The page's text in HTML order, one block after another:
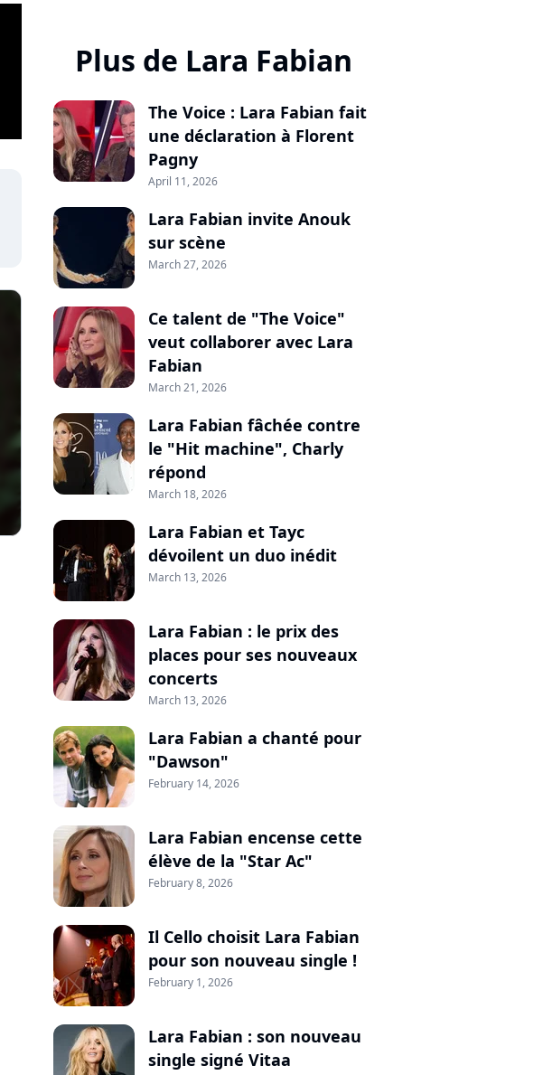
Plus de Lara Fabian
The Voice : Lara Fabian fait
une déclaration à Florent
Pagny
April 11, 2026
Lara Fabian invite Anouk
sur scène
March 27, 2026
Ce talent de "The Voice"
veut collaborer avec Lara
Fabian
March 21, 2026
Lara Fabian fâchée contre
le "Hit machine", Charly
répond
March 18, 2026
Lara Fabian et Tayc
dévoilent un duo inédit
March 13, 2026
Lara Fabian : le prix des
places pour ses nouveaux
concerts
March 13, 2026
Lara Fabian a chanté pour
"Dawson"
February 14, 2026
Lara Fabian encense cette
élève de la "Star Ac"
February 8, 2026
Il Cello choisit Lara Fabian
pour son nouveau single !
February 1, 2026
Lara Fabian : son nouveau
single signé Vitaa